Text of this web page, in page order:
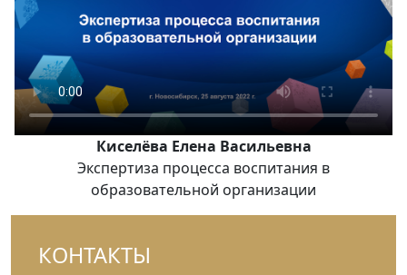
Киселёва Елена Васильевна
Экспертиза процесса воспитания в
образовательной организации
КОНТАКТЫ